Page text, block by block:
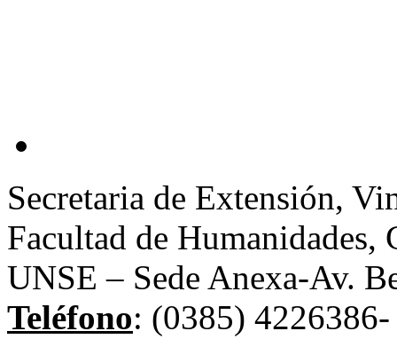
Secretaria de Extensión,
Facultad de Humanidades,
UNSE – Sede Anexa-Av.
Teléfono: (0385)